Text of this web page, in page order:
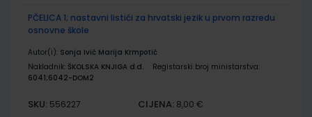
PČELICA 1; nastavni listići za hrvatski jezik u prvom razredu
osnovne škole
Autor(i): Sonja Ivić Marija Krmpotić
Nakladnik: ŠKOLSKA KNJIGA d.d.
Registarski broj ministarstva:
6041;6042-DOM2
SKU: 556227 CIJENA: 8,00 €